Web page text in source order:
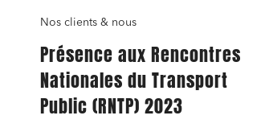
Nos clients & nous
Présence aux Rencontres
Nationales du Transport
Public (RNTP) 2023